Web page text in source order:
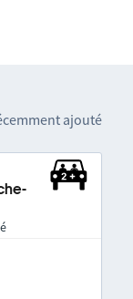
ajouté